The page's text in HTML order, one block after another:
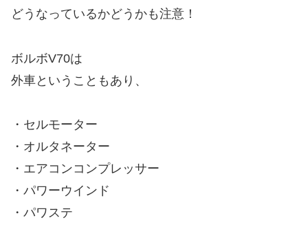
どうなっているかどうかも注意！
ボルボV70は
外車ということもあり、
・セルモーター
・オルタネーター
・エアコンコンプレッサー
・パワーウインド
・パワステ